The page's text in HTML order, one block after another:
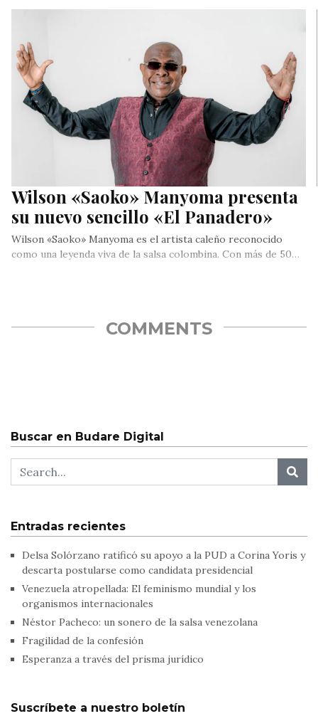
Wilson «Saoko» Manyoma presenta
su nuevo sencillo «El Panadero»
Wilson «Saoko» Manyoma es el artista caleño reconocido
como una leyenda viva de la salsa colombina. Con más de 50…
COMMENTS
Buscar en Budare Digital
Entradas recientes
Delsa Solórzano ratificó su apoyo a la PUD a Corina Yoris y
descarta postularse como candidata presidencial
Venezuela atropellada: El feminismo mundial y los
organismos internacionales
Néstor Pacheco: un sonero de la salsa venezolana
Fragilidad de la confesión
Esperanza a través del prisma jurídico
Suscríbete a nuestro boletín